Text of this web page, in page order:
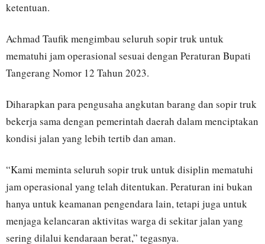
ketentuan.
Achmad Taufik mengimbau seluruh sopir truk untuk
mematuhi jam operasional sesuai dengan Peraturan Bupati
Tangerang Nomor 12 Tahun 2023.
Diharapkan para pengusaha angkutan barang dan sopir truk
bekerja sama dengan pemerintah daerah dalam menciptakan
kondisi jalan yang lebih tertib dan aman.
“Kami meminta seluruh sopir truk untuk disiplin mematuhi
jam operasional yang telah ditentukan. Peraturan ini bukan
hanya untuk keamanan pengendara lain, tetapi juga untuk
menjaga kelancaran aktivitas warga di sekitar jalan yang
sering dilalui kendaraan berat,” tegasnya.